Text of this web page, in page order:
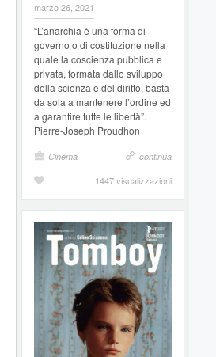
marzo 26, 2021
“L’anarchia è una forma di
governo o di costituzione nella
quale la coscienza pubblica e
privata, formata dallo sviluppo
della scienza e del diritto, basta
da sola a mantenere l’ordine ed
a garantire tutte le libertà”.
Pierre-Joseph Proudhon
Cinema continua
1447 visualizzazioni